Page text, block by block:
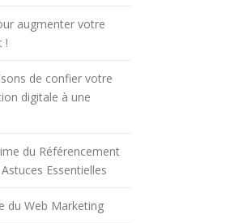
augmenter votre
!
de confier votre
digitale à une
du Référencement
Essentielles
du Web Marketing